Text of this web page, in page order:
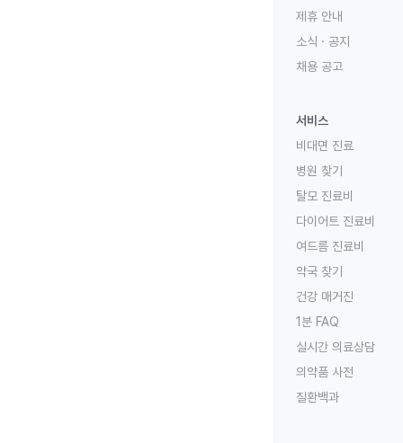
제휴 안내
소식 · 공지
채용 공고
서비스
비대면 진료
병원 찾기
탈모 진료비
다이어트 진료비
여드름 진료비
약국 찾기
건강 매거진
1분 FAQ
실시간 의료상담
의약품 사전
질환백과